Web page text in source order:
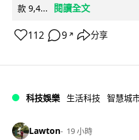
款 9,4...
閱讀全文
112 9 ↗ 分享
科技娛樂 生活科技 智慧城
Lawton 19 小時